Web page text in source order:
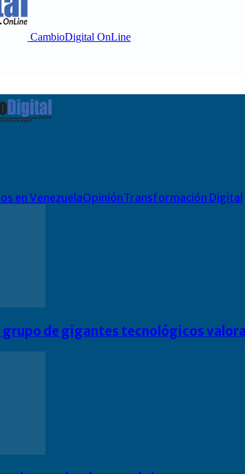
CambioDigital OnLine
en VenezuelaOpiniónTransformación Digital
grupo de gigantes tecnológicos